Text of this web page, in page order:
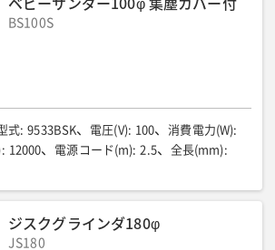
BS100S
式: 9533BSK 電圧(V): 100 消費電力(W):
: 12000 電源コード(m): 2.5 全長(mm):
ジスクグラインダ180φ
JS180